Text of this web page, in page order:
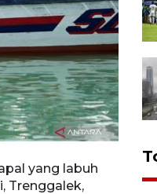
yang labuh
Trenggalek,